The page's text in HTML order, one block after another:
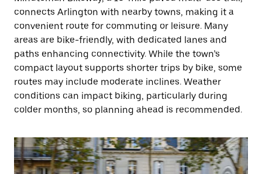
connects Arlington with nearby towns, making it a
convenient route for commuting or leisure. Many
areas are bike-friendly, with dedicated lanes and
paths enhancing connectivity. While the town’s
compact layout supports shorter trips by bike, some
routes may include moderate inclines. Weather
conditions can impact biking, particularly during
colder months, so planning ahead is recommended.